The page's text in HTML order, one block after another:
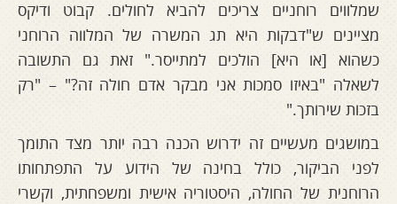
שמלווים רוחניים צריכים להביא לחולים. קבוט ודיקס
מציינים ש"דבקות היא תג המשרה של המלווה הרוחני
כשהוא [או היא] הולכים למתייסר." זאת גם התשובה
לשאלה "באיזו סמכות אני מבקר אדם חולה זה?" – "רק
בזכות שירותך."
במושגים מעשיים זה ידרוש הכנה רבה יותר מצד התומך
לפני הביקור, כולל בחינה של הידוע על התפתחותו
הרוחנית של החולה, היסטוריה אישית ומשפחתית, וקשרי